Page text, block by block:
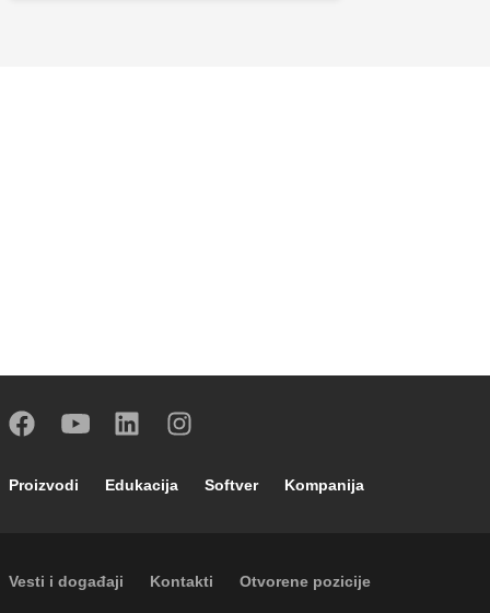
Footer main navigation
Proizvodi Edukacija Softver Kompanija
Footer secondary navigation
Vesti i događaji Kontakti Otvorene pozicije